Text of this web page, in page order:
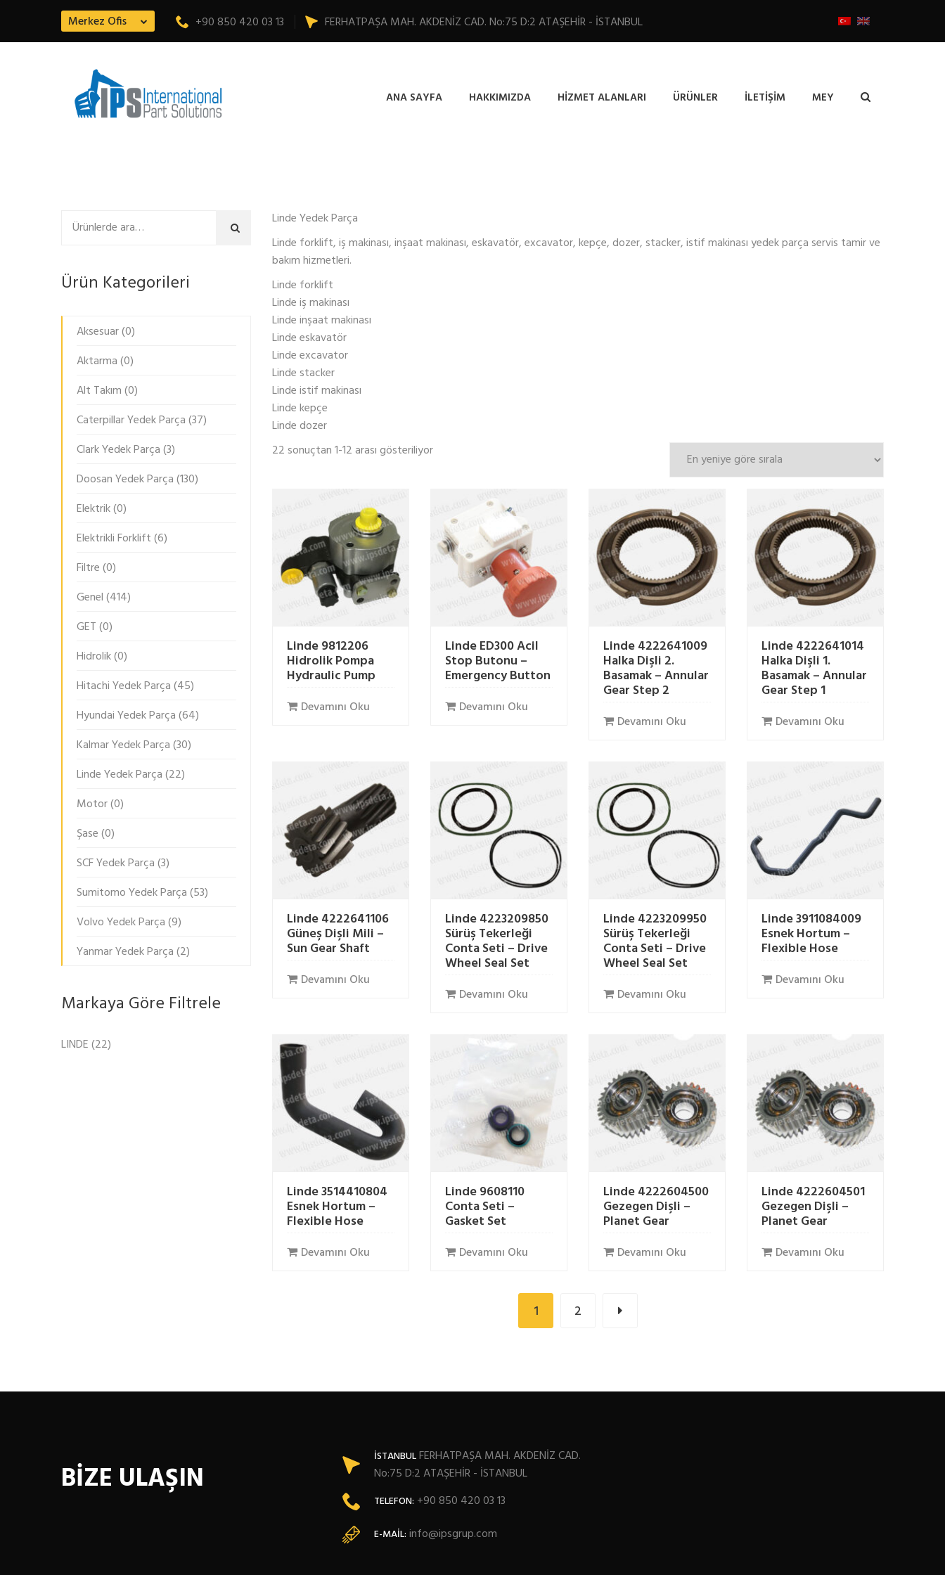
Merkez Ofis +90 850 420 03 13 FERHATPAŞA MAH. AKDENİZ CAD. No:75 D:2 ATAŞEHİR - İSTANBUL
ANA SAYFA HAKKIMIZDA HIZMET ALANLARI ÜRÜNLER İLETIŞIM MEY
Linde Yedek Parça
Linde forklift, iş makinası, inşaat makinası, eskavatör, excavator, kepçe, dozer, stacker, istif makinası yedek parça servis tamir ve
bakım hizmetleri.
Linde forklift
Linde iş makinası
Linde inşaat makinası
Linde eskavatör
Linde excavator
Linde stacker
Linde istif makinası
Linde kepçe
Linde dozer
22 sonuçtan 1-12 arası gösteriliyorEn
Linde 9812206
Hidrolik Pompa
Hydraulic Pump
Devamını Oku
Linde ED300 Acil
Stop Butonu –
Emergency Button
Devamını Oku
Linde 4222641009
Halka Dişli 2.
Basamak – Annular
Gear Step 2
Devamını Oku
Linde 4222641014
Halka Dişli 1.
Basamak – Annular
Gear Step 1
Devamını Oku
Linde 4222641106
Güneş Dişli Mili –
Sun Gear Shaft
Devamını Oku
Linde 4223209850
Sürüş Tekerleği
Conta Seti – Drive
Wheel Seal Set
Devamını Oku
Linde 4223209950
Sürüş Tekerleği
Conta Seti – Drive
Wheel Seal Set
Devamını Oku
Linde 3911084009
Esnek Hortum –
Flexible Hose
Devamını Oku
Linde 3514410804
Esnek Hortum –
Flexible Hose
Devamını Oku
Linde 9608110
Conta Seti –
Gasket Set
Devamını Oku
Linde 4222604500
Gezegen Dişli –
Planet Gear
Devamını Oku
Linde 4222604501
Gezegen Dişli –
Planet Gear
Devamını Oku
1 2
Ara
Ürün Kategorileri
Aksesuar(0)
Aktarma(0)
Alt Takım(0)
Caterpillar Yedek Parça(37)
Clark Yedek Parça(3)
Doosan Yedek Parça(130)
Elektrik(0)
Elektrikli Forklift(6)
Filtre(0)
Genel(414)
GET(0)
Hidrolik(0)
Hitachi Yedek Parça(45)
Hyundai Yedek Parça(64)
Kalmar Yedek Parça(30)
Linde Yedek Parça(22)
Motor(0)
Şase(0)
SCF Yedek Parça(3)
Sumitomo Yedek Parça(53)
Volvo Yedek Parça(9)
Yanmar Yedek Parça(2)
Markaya Göre Filtrele
LINDE(22)
BİZE ULAŞIN
İSTANBULFERHATPAŞA MAH. AKDENİZ CAD.
No:75 D:2 ATAŞEHİR - İSTANBUL
TELEFON: +90 850 420 03 13
E-MAIL: info@ipsgrup.com